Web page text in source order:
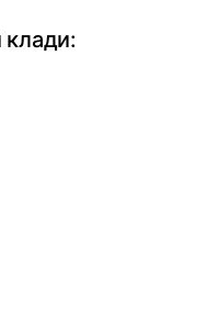
клади: